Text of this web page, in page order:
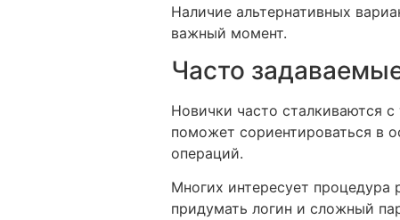
Наличие альтернативных
важный момент.
Часто
Новички часто сталкиваются
поможет сориентироваться в
операций.
Многих интересует
придумать логин и сложный